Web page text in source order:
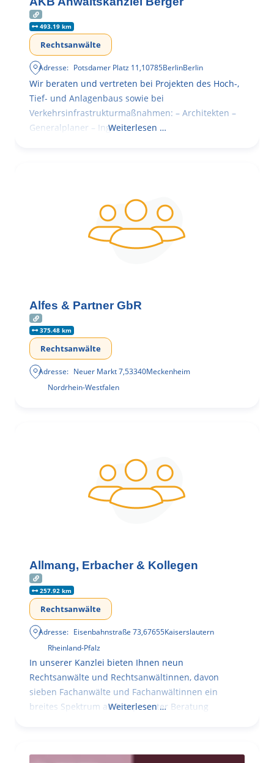
493.19 km
Rechtsanwälte
Adresse: Potsdamer Platz 11,10785BerlinBerlin
Wir beraten und vertreten bei Projekten des Hoch-,
Tief- und Anlagenbaus sowie bei
Verkehrsinfrastrukturmaßnahmen: – Architekten –
Generalplaner – Ingenieure
Weiterlesen …
Alfes & Partner GbR
375.48 km
Rechtsanwälte
Adresse: Neuer Markt 7,53340Meckenheim
Nordrhein-Westfalen
Allmang, Erbacher & Kollegen
257.92 km
Rechtsanwälte
Adresse: Eisenbahnstraße 73,67655Kaiserslautern
Rheinland-Pfalz
In unserer Kanzlei bieten Ihnen neun
Rechtsanwälte und Rechtsanwältinnen, davon
sieben Fachanwälte und Fachanwältinnen ein
breites Spektrum an kompetenter Beratung
Weiterlesen …